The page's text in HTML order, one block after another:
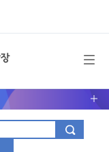
메뉴 열기
서브메뉴 열기